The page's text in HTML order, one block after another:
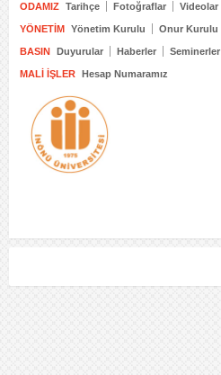
ODAMIZ Tarihçe Fotoğraflar Videolar
YÖNETIM Yönetim Kurulu Onur Kurulu
BASIN Duyurular Haberler Seminerler
MALI İŞLER Hesap Numaramız